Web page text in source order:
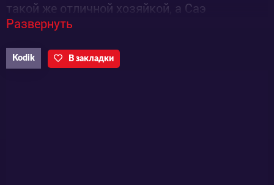
такой же отличной хозяйкой, а Саэ
неистощимой на проказы выдумщицей. А
вот их младшие подруги понемногу
меняются, Юно стала увереннее в своих
Развернуть
Kodik В закладки